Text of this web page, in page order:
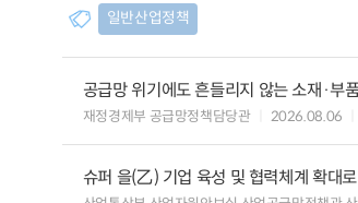
일반산업정책
공급망 위기에도 흔들리지 않는 소재·부
재정경제부 공급망정책담당관 2026.08.06
슈퍼 을(乙) 기업 육성 및 협력체계 확대